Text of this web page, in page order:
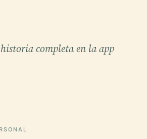
completa en la app